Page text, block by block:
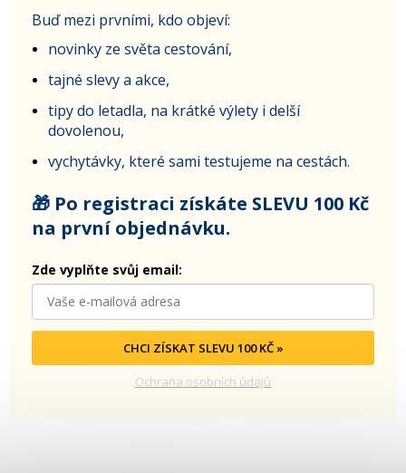
Buď mezi prvními, kdo objeví:
novinky ze světa cestování,
tajné slevy a akce,
tipy do letadla, na krátké výlety i delší
dovolenou,
vychytávky, které sami testujeme na cestách.
🎁 Po registraci získáte SLEVU 100 Kč
na první objednávku.
Zde vyplňte svůj email:
CHCI ZÍSKAT SLEVU 100 KČ »
Ochrana osobních údajů